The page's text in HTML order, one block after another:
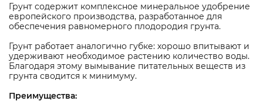
Грунт содержит комплексное минеральное удобрение
европейского производства, разработанное для
обеспечения равномерного плодородия грунта.
Грунт работает аналогично губке: хорошо впитывают и
удерживают необходимое растению количество воды.
Благодаря этому вымывание питательных веществ из
грунта сводится к минимуму.
Преимущества: